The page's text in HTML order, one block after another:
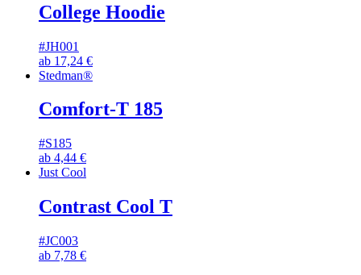
College Hoodie
#JH001
ab 17,24 €
Stedman®
Comfort-T 185
#S185
ab 4,44 €
Just Cool
Contrast Cool T
#JC003
ab 7,78 €